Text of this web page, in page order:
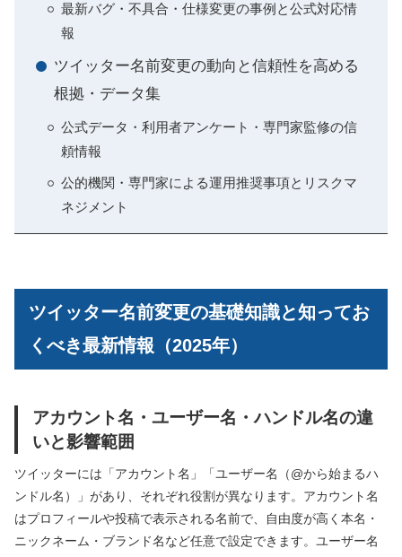
最新バグ・不具合・仕様変更の事例と公式対応情
報
ツイッター名前変更の動向と信頼性を高める
根拠・データ集
公式データ・利用者アンケート・専門家監修の信
頼情報
公的機関・専門家による運用推奨事項とリスクマ
ネジメント
ツイッター名前変更の基礎知識と知ってお
くべき最新情報（2025年）
アカウント名・ユーザー名・ハンドル名の違
いと影響範囲
ツイッターには「アカウント名」「ユーザー名（@から始まるハ
ンドル名）」があり、それぞれ役割が異なります。アカウント名
はプロフィールや投稿で表示される名前で、自由度が高く本名・
ニックネーム・ブランド名など任意で設定できます。ユーザー名